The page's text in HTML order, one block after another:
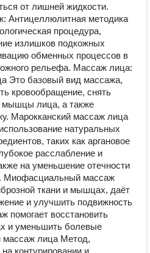
от лишней жидкости.
Антицеллюлитная методика
процедура,
излишков подкожных
обменных процессов в
рельефа. Массаж лица:
Это базовый вид массажа,
кровообращение, снять
мышцы лица, а также
Марокканский массаж лица
натуральных
таких как аргановое
расслабление и
на уменьшение отечности
Миофасциальный массаж
ткани и мышцах, даёт
и улучшить подвижность
помогает восстановить
и уменьшить болевые
лица Метод,
контурировании и